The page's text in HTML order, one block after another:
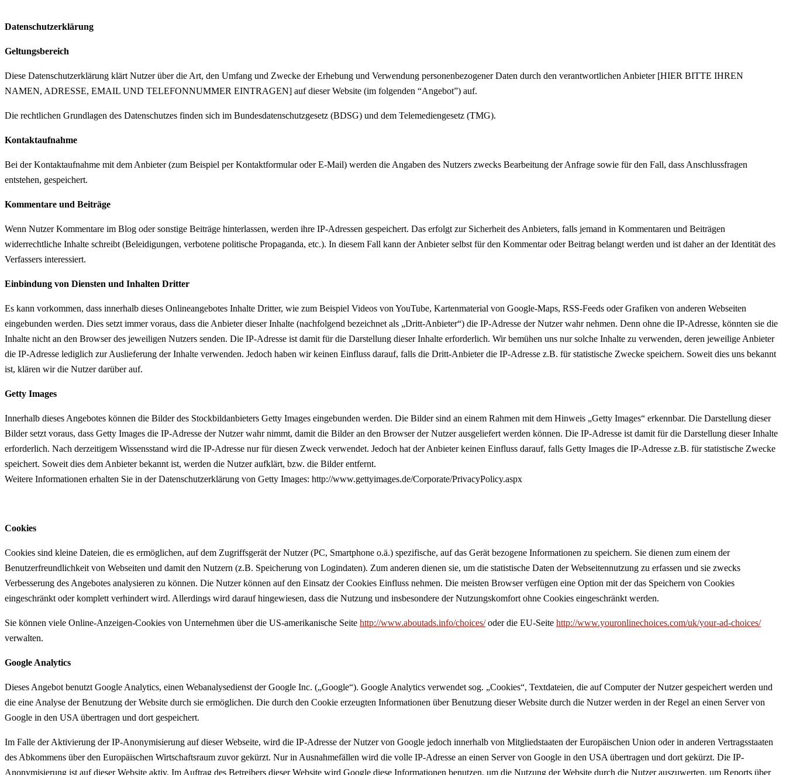
Datenschutzerklärung
Geltungsbereich
Diese Datenschutzerklärung klärt Nutzer über die Art, den Umfang und Zwecke der Erhebung und Verwendung personenbezogener Daten durch den verantwortlichen Anbieter [HIER BITTE IHREN
NAMEN, ADRESSE, EMAIL UND TELEFONNUMMER EINTRAGEN] auf dieser Website (im folgenden “Angebot”) auf.
Die rechtlichen Grundlagen des Datenschutzes finden sich im Bundesdatenschutzgesetz (BDSG) und dem Telemediengesetz (TMG).
Kontaktaufnahme
Bei der Kontaktaufnahme mit dem Anbieter (zum Beispiel per Kontaktformular oder E-Mail) werden die Angaben des Nutzers zwecks Bearbeitung der Anfrage sowie für den Fall, dass Anschlussfragen
entstehen, gespeichert.
Kommentare und Beiträge
Wenn Nutzer Kommentare im Blog oder sonstige Beiträge hinterlassen, werden ihre IP-Adressen gespeichert. Das erfolgt zur Sicherheit des Anbieters, falls jemand in Kommentaren und Beiträgen
widerrechtliche Inhalte schreibt (Beleidigungen, verbotene politische Propaganda, etc.). In diesem Fall kann der Anbieter selbst für den Kommentar oder Beitrag belangt werden und ist daher an der Identität des
Verfassers interessiert.
Einbindung von Diensten und Inhalten Dritter
Es kann vorkommen, dass innerhalb dieses Onlineangebotes Inhalte Dritter, wie zum Beispiel Videos von YouTube, Kartenmaterial von Google-Maps, RSS-Feeds oder Grafiken von anderen Webseiten
eingebunden werden. Dies setzt immer voraus, dass die Anbieter dieser Inhalte (nachfolgend bezeichnet als „Dritt-Anbieter“) die IP-Adresse der Nutzer wahr nehmen. Denn ohne die IP-Adresse, könnten sie die
Inhalte nicht an den Browser des jeweiligen Nutzers senden. Die IP-Adresse ist damit für die Darstellung dieser Inhalte erforderlich. Wir bemühen uns nur solche Inhalte zu verwenden, deren jeweilige Anbieter
die IP-Adresse lediglich zur Auslieferung der Inhalte verwenden. Jedoch haben wir keinen Einfluss darauf, falls die Dritt-Anbieter die IP-Adresse z.B. für statistische Zwecke speichern. Soweit dies uns bekannt
ist, klären wir die Nutzer darüber auf.
Getty Images
Innerhalb dieses Angebotes können die Bilder des Stockbildanbieters Getty Images eingebunden werden. Die Bilder sind an einem Rahmen mit dem Hinweis „Getty Images“ erkennbar. Die Darstellung dieser
Bilder setzt voraus, dass Getty Images die IP-Adresse der Nutzer wahr nimmt, damit die Bilder an den Browser der Nutzer ausgeliefert werden können. Die IP-Adresse ist damit für die Darstellung dieser Inhalte
erforderlich. Nach derzeitigem Wissensstand wird die IP-Adresse nur für diesen Zweck verwendet. Jedoch hat der Anbieter keinen Einfluss darauf, falls Getty Images die IP-Adresse z.B. für statistische Zwecke
speichert. Soweit dies dem Anbieter bekannt ist, werden die Nutzer aufklärt, bzw. die Bilder entfernt.
Weitere Informationen erhalten Sie in der Datenschutzerklärung von Getty Images: http://www.gettyimages.de/Corporate/PrivacyPolicy.aspx
Cookies
Cookies sind kleine Dateien, die es ermöglichen, auf dem Zugriffsgerät der Nutzer (PC, Smartphone o.ä.) spezifische, auf das Gerät bezogene Informationen zu speichern. Sie dienen zum einem der
Benutzerfreundlichkeit von Webseiten und damit den Nutzern (z.B. Speicherung von Logindaten). Zum anderen dienen sie, um die statistische Daten der Webseitennutzung zu erfassen und sie zwecks
Verbesserung des Angebotes analysieren zu können. Die Nutzer können auf den Einsatz der Cookies Einfluss nehmen. Die meisten Browser verfügen eine Option mit der das Speichern von Cookies
eingeschränkt oder komplett verhindert wird. Allerdings wird darauf hingewiesen, dass die Nutzung und insbesondere der Nutzungskomfort ohne Cookies eingeschränkt werden.
Sie können viele Online-Anzeigen-Cookies von Unternehmen über die US-amerikanische Seite http://www.aboutads.info/choices/oder die EU-Seite http://www.youronlinechoices.com/uk/your-ad-choices/
verwalten.
Google Analytics
Dieses Angebot benutzt Google Analytics, einen Webanalysedienst der Google Inc. („Google“). Google Analytics verwendet sog. „Cookies“, Textdateien, die auf Computer der Nutzer gespeichert werden und
die eine Analyse der Benutzung der Website durch sie ermöglichen. Die durch den Cookie erzeugten Informationen über Benutzung dieser Website durch die Nutzer werden in der Regel an einen Server von
Google in den USA übertragen und dort gespeichert.
Im Falle der Aktivierung der IP-Anonymisierung auf dieser Webseite, wird die IP-Adresse der Nutzer von Google jedoch innerhalb von Mitgliedstaaten der Europäischen Union oder in anderen Vertragsstaaten
des Abkommens über den Europäischen Wirtschaftsraum zuvor gekürzt. Nur in Ausnahmefällen wird die volle IP-Adresse an einen Server von Google in den USA übertragen und dort gekürzt. Die IP-
Anonymisierung ist auf dieser Website aktiv. Im Auftrag des Betreibers dieser Website wird Google diese Informationen benutzen, um die Nutzung der Website durch die Nutzer auszuwerten, um Reports über